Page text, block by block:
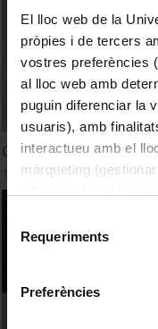
El lloc web de la
pròpies i de tercers
vostres preferències
al lloc web amb
puguin diferenciar la
usuaris), amb
interactueu amb el
màrqueting
consultar laPolítica
Requeriments
Preferències
Green Markets
18 febrer, 2022